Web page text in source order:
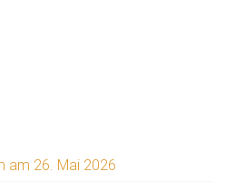
am 26. Mai 2026